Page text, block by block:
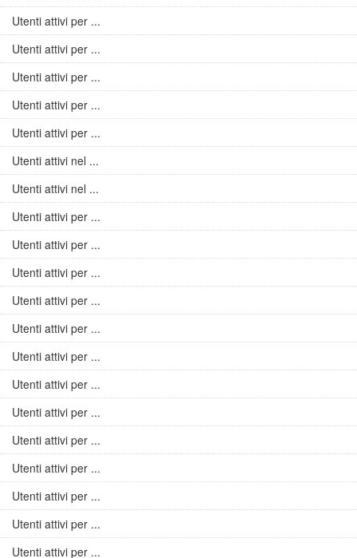
Utenti attivi per ...
Utenti attivi per ...
Utenti attivi per ...
Utenti attivi per ...
Utenti attivi per ...
Utenti attivi nel ...
Utenti attivi nel ...
Utenti attivi per ...
Utenti attivi per ...
Utenti attivi per ...
Utenti attivi per ...
Utenti attivi per ...
Utenti attivi per ...
Utenti attivi per ...
Utenti attivi per ...
Utenti attivi per ...
Utenti attivi per ...
Utenti attivi per ...
Utenti attivi per ...
Utenti attivi per ...